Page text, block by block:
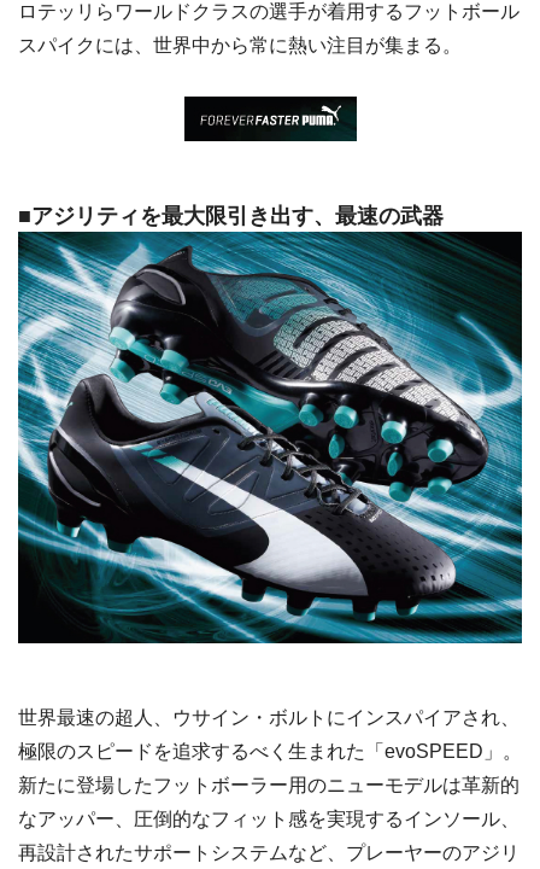
ロテッリらワールドクラスの選手が着用するフットボール
スパイクには、世界中から常に熱い注目が集まる。
■アジリティを最大限引き出す、最速の武器
世界最速の超人、ウサイン・ボルトにインスパイアされ、
極限のスピードを追求するべく生まれた「evoSPEED」。
新たに登場したフットボーラー用のニューモデルは革新的
なアッパー、圧倒的なフィット感を実現するインソール、
再設計されたサポートシステムなど、プレーヤーのアジリ